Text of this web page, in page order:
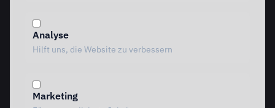
AI Canvas
TRIARDIS-Methode
Analyse
Hilft uns, die Website zu verbessern
Marketing